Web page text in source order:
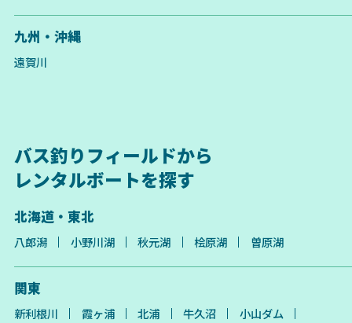
九州・沖縄
遠賀川
バス釣りフィールドから
レンタルボートを探す
北海道・東北
八郎潟 小野川湖 秋元湖 桧原湖 曽原湖
関東
新利根川 霞ヶ浦 北浦 牛久沼
小山ダム